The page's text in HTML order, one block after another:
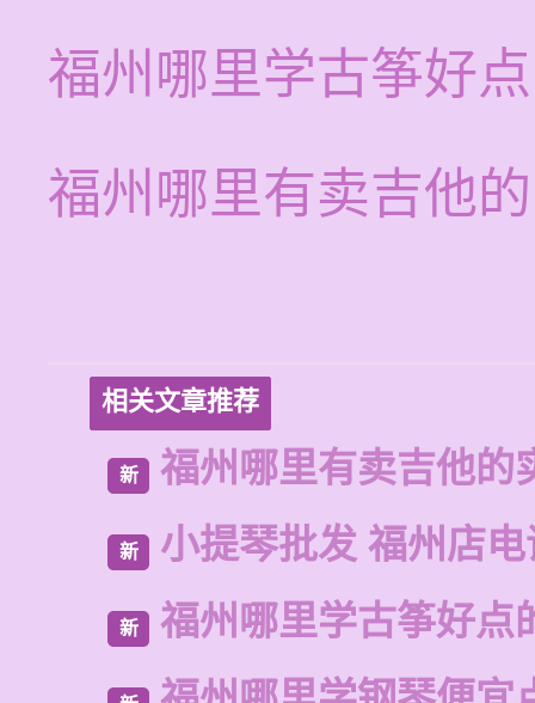
福州哪里学古筝好
福州哪里有卖吉他
相关文章推荐
新 福州哪里有卖吉他的
新 小提琴批发 福州店
新 福州哪里学古筝好点